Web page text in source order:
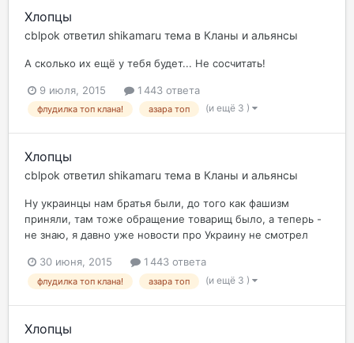
Хлопцы
cblpok ответил shikamaru тема в Кланы и альянсы
А сколько их ещё у тебя будет... Не сосчитать!
9 июля, 2015 1 443 ответа
флудилка топ клана! азара топ (и ещё 3 )
Хлопцы
cblpok ответил shikamaru тема в Кланы и альянсы
Ну украинцы нам братья были, до того как фашизм
приняли, там тоже обращение товарищ было, а теперь -
не знаю, я давно уже новости про Украину не смотрел
30 июня, 2015 1 443 ответа
флудилка топ клана! азара топ (и ещё 3 )
Хлопцы